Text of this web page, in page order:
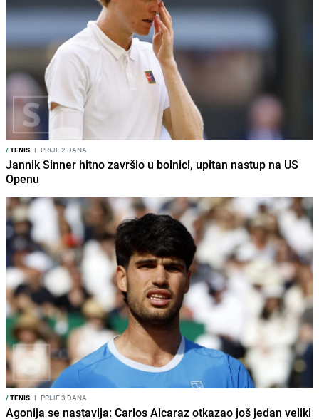
/TENIS I PRIJE 2 DANA
Jannik Sinner hitno završio u bolnici, upitan nastup na US
Openu
/TENIS I PRIJE 3 DANA
Agonija se nastavlja: Carlos Alcaraz otkazao još jedan veliki